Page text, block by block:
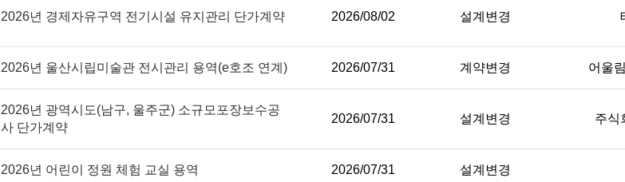
2026년 경제자유구역 전기시설 유지관리 단가계약 2026/08/02 설계변경
2026년 울산시립미술관 전시관리 용역(e호조 연계) 2026/07/31 계약변경 어울
2026년 광역시도(남구, 울주군) 소규모포장보수공
사 단가계약
2026/07/31 설계변경 주식
2026년 어린이 정원 체험 교실 용역 2026/07/31 설계변경